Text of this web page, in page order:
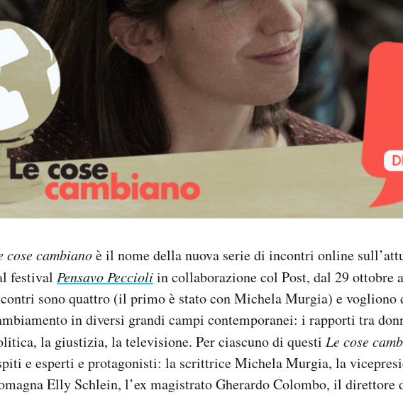
cose cambianoè il nome della nuova serie di incontri online
festival Pensavo Peccioliin collaborazione col Post, dal 29 ottobre
sono quattro (il primo è stato con Michela Murgia) e vogliono
in diversi grandi campi contemporanei: i rapporti tra
la giustizia, la televisione. Per ciascuno di questi Le cose
e esperti e protagonisti: la scrittrice Michela Murgia, la
Elly Schlein, l’ex magistrato Gherardo Colombo, il direttore